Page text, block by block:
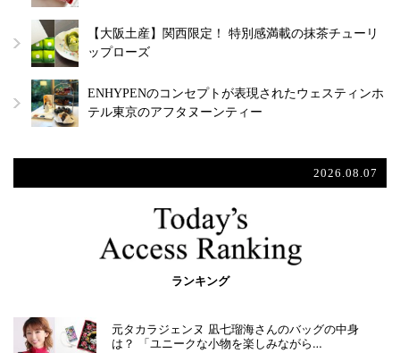
【大阪土産】関西限定！ 特別感満載の抹茶チューリ
ップローズ
ENHYPENのコンセプトが表現されたウェスティンホ
テル東京のアフタヌーンティー
2026.08.07
ランキング
元タカラジェンヌ 凪七瑠海さんのバッグの中身
は？ 「ユニークな小物を楽しみながら…